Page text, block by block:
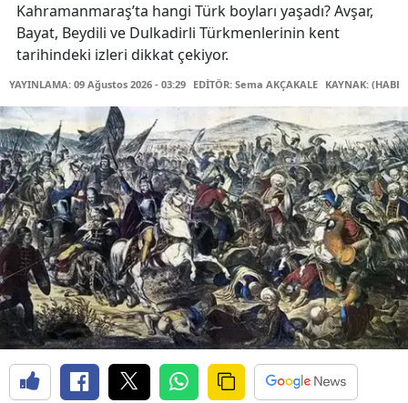
Kahramanmaraş’ta hangi Türk boyları yaşadı? Avşar,
Bayat, Beydili ve Dulkadirli Türkmenlerinin kent
tarihindeki izleri dikkat çekiyor.
YAYINLAMA: 09 Ağustos 2026 - 03:29 EDİTÖR: Sema AKÇAKALE KAYNAK: